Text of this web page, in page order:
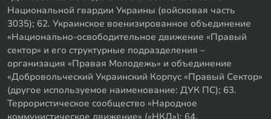
Национальной гвардии Украины (войсковая часть
3035); 62. Украинское военизированное объединение
«Национально-освободительное движение «Правый
сектор» и его структурные подразделения –
организация «Правая Молодежь» и объединение
«Добровольческий Украинский Корпус «Правый Сектор»
(другое используемое наименование: ДУК ПС); 63.
Террористическое сообщество «Народное